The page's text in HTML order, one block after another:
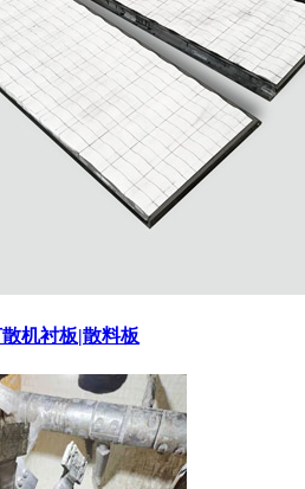
机衬板|散料板